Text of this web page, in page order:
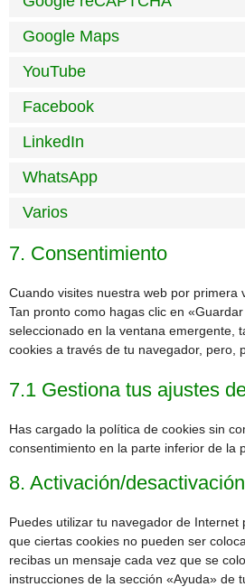
Google Maps
YouTube
Facebook
LinkedIn
WhatsApp
Varios
7. Consentimiento
Cuando visites nuestra web por primera
Tan pronto como hagas clic en
seleccionado en la ventana emergente,
cookies a través de tu navegador, pero,
7.1 Gestiona tus ajustes
Has cargado la política de cookies sin
consentimiento en la parte inferior de la
8. Activación/
Puedes utilizar tu navegador de
que ciertas cookies no pueden ser
recibas un mensaje cada vez que se
instrucciones de la sección «Ayuda» de